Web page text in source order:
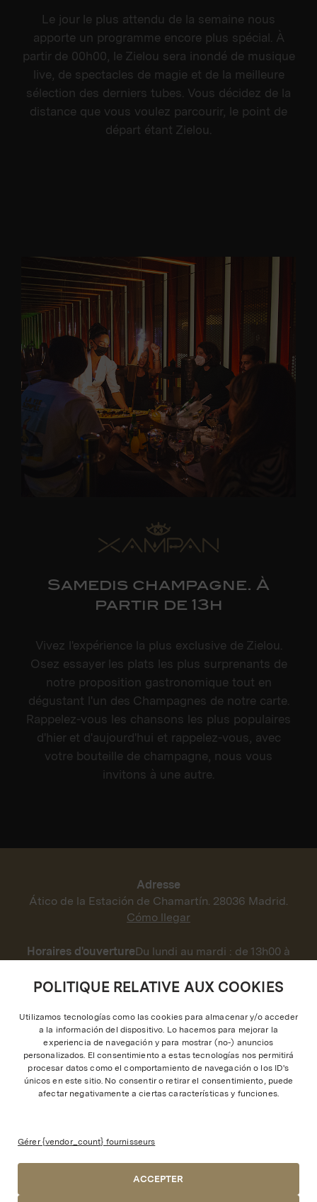
POLITIQUE RELATIVE AUX COOKIES
Utilizamos tecnologías como las cookies para almacenar y/o acceder
a la información del dispositivo. Lo hacemos para mejorar la
experiencia de navegación y para mostrar (no-) anuncios
personalizados. El consentimiento a estas tecnologías nos permitirá
procesar datos como el comportamiento de navegación o los ID's
únicos en este sitio. No consentir o retirar el consentimiento, puede
afectar negativamente a ciertas características y funciones.
Gérer {vendor_count} fournisseurs
ACCEPTER
Le jour le plus attendu de la semaine nous
apporte un programme encore plus spécial. À
partir de 00h00, le Zielou sera inondé de musique
live, de spectacles de magie et de la meilleure
sélection des derniers tubes. Vous décidez de la
distance que vous voulez parcourir, le point de
départ étant Zielou.
Samedis champagne. À
partir de 13h
Vivez l'expérience la plus exclusive de Zielou.
Osez essayer les plats les plus surprenants de
notre proposition gastronomique tout en
dégustant l'un des Champagnes de notre carte.
Rappelez-vous les chansons les plus populaires
d'hier et d'aujourd'hui et rappelez-vous, avec
votre bouteille de champagne, nous vous
invitons à une autre.
Adresse
Ático de la Estación de Chamartín. 28036 Madrid.
Cómo llegar
Horaires d'ouvertureDu lundi au mardi : de 13h00 à
Mercredi au vendredi : de 13h00 à 02h00
Dimanche : de 13h00 à 01h00.